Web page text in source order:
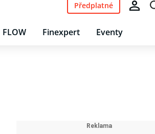
FLOW Finexpert Eventy
Předplatné